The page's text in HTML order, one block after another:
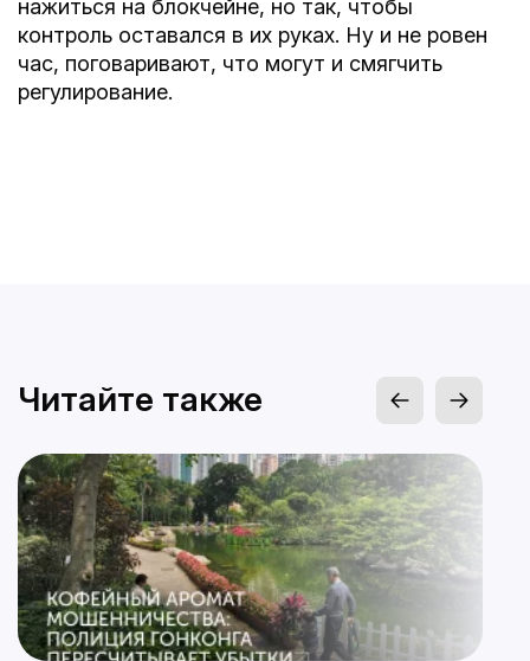
нажиться на блокчейне, но так, чтобы
контроль оставался в их руках. Ну и не ровен
час, поговаривают, что могут и смягчить
регулирование.
Читайте также